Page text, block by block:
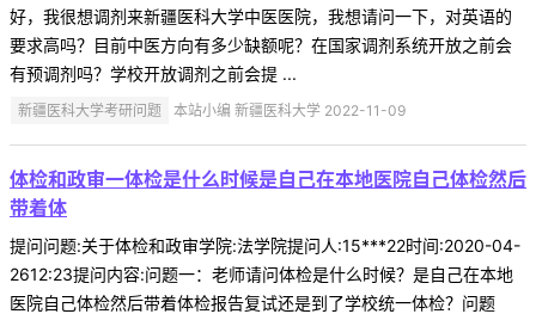
好，我很想调剂来新疆医科大学中医医院，我想请问一下，对英语的
要求高吗？目前中医方向有多少缺额呢？在国家调剂系统开放之前会
有预调剂吗？学校开放调剂之前会提 ...
新疆医科大学考研问题 本站小编 新疆医科大学 2022-11-09
体检和政审一体检是什么时候是自己在本地医院自己体检然后
带着体
提问问题:关于体检和政审学院:法学院提问人:15***22时间:2020-04-
2612:23提问内容:问题一：老师请问体检是什么时候？是自己在本地
医院自己体检然后带着体检报告复试还是到了学校统一体检？问题